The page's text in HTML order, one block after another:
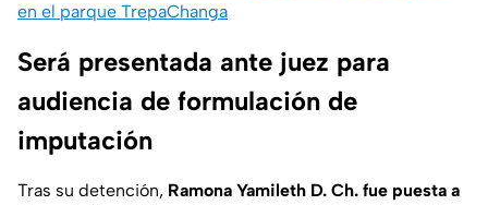
en el parque TrepaChanga
Será presentada ante juez para
audiencia de formulación de
imputación
Tras su detención, Ramona Yamileth D. Ch. fue puesta a